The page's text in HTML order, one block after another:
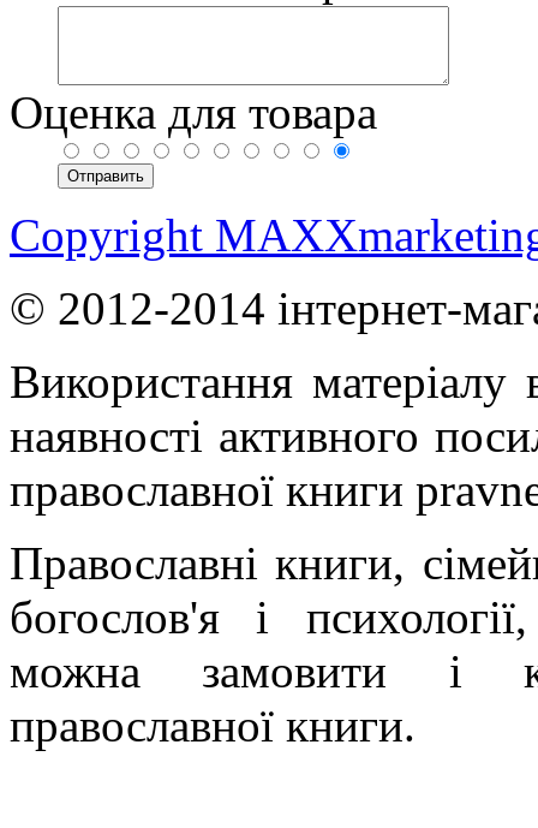
Оценка для товара
Copyright
© 2012-2014 інтернет-
Використання матеріалу
наявності активного
православної книги
Православні книги,
богослов'я і
можна замовити і
православної книги.